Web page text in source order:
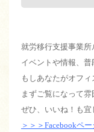
就労移行支援事業所
イベントや情報、普
もしあなたがオフィ
まずご覧になって
ぜひ、いいね！も宜
＞＞＞Facebookペ